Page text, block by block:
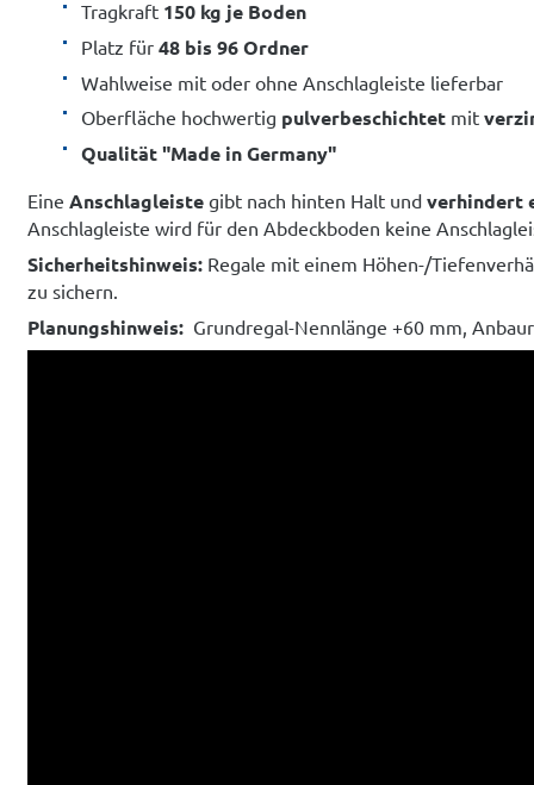
Tragkraft 150 kg je Boden
Platz für48 bis 96 Ordner
Wahlweise mit oder ohne Anschlagleiste lieferbar
Oberfläche hochwertig pulverbeschichtetmit
Qualität "Made in Germany"
Eine Anschlagleiste gibt nach hinten Halt und verhindert
Anschlagleiste wird für den Abdeckboden keine
Sicherheitshinweis: Regale mit einem Höhen-/
zu sichern.
Planungshinweis: Grundregal-Nennlänge +60 mm,